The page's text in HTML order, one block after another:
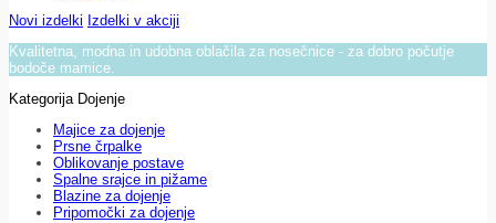
Novi izdelki Izdelki v akciji
Kvalitetna, modna in udobna oblačila za nosečnice - za dobro počutje
bodoče mamice.
Kategorija Dojenje
Majice za dojenje
Prsne črpalke
Oblikovanje postave
Spalne srajce in pižame
Blazine za dojenje
Pripomočki za dojenje